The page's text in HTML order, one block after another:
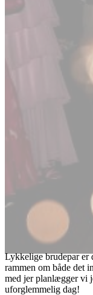
Lykkelige brudepar er
rammen om både det
med jer planlægger vi
uforglemmelig dag!